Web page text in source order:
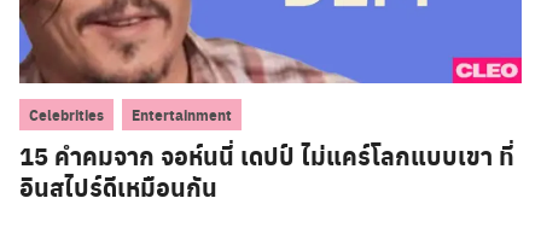
Celebrities Entertainment
15 คำคมจาก จอห์นนี่ เดปป์ ไม่แคร์โลกแบบเขา ที่
อินสไปร์ดีเหมือนกัน